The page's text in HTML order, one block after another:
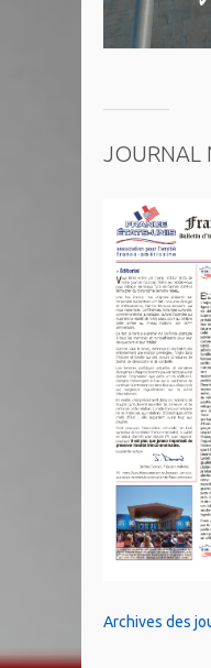
JOURNAL
Archives des